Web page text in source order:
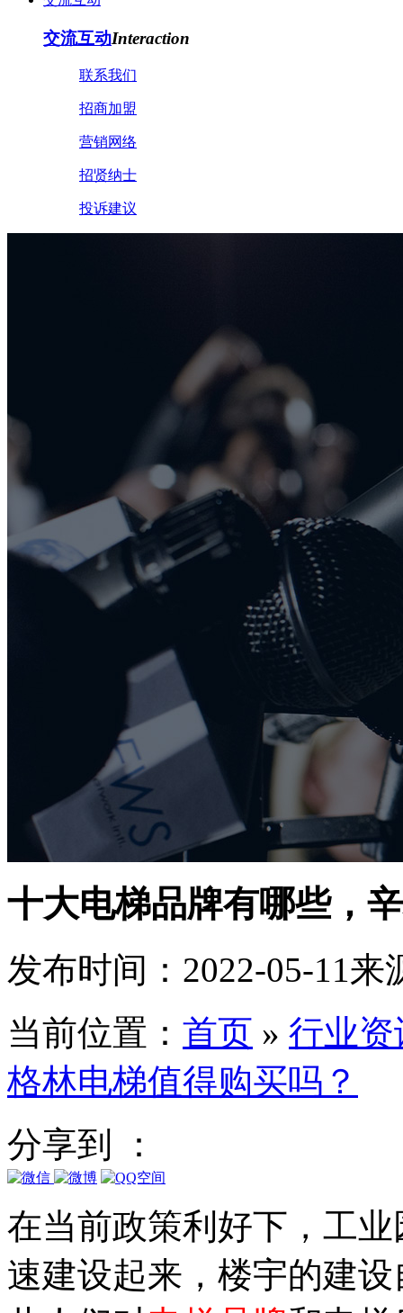
交流互动Interaction
联系我们
招商加盟
营销网络
招贤纳士
投诉建议
十大电梯品牌有哪些，
发布时间：2022-05-11来
当前位置： 首页 » 行业资
格林电梯值得购买吗？
分享到 ：
在当前政策利好下，工
速建设起来，楼宇的建